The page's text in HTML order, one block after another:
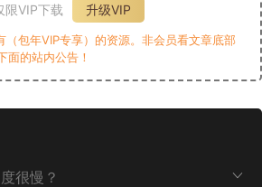
限VIP下载
升级VIP
（包年VIP专享）的资源。非会员看文章底部
面的站内公告！
很慢？